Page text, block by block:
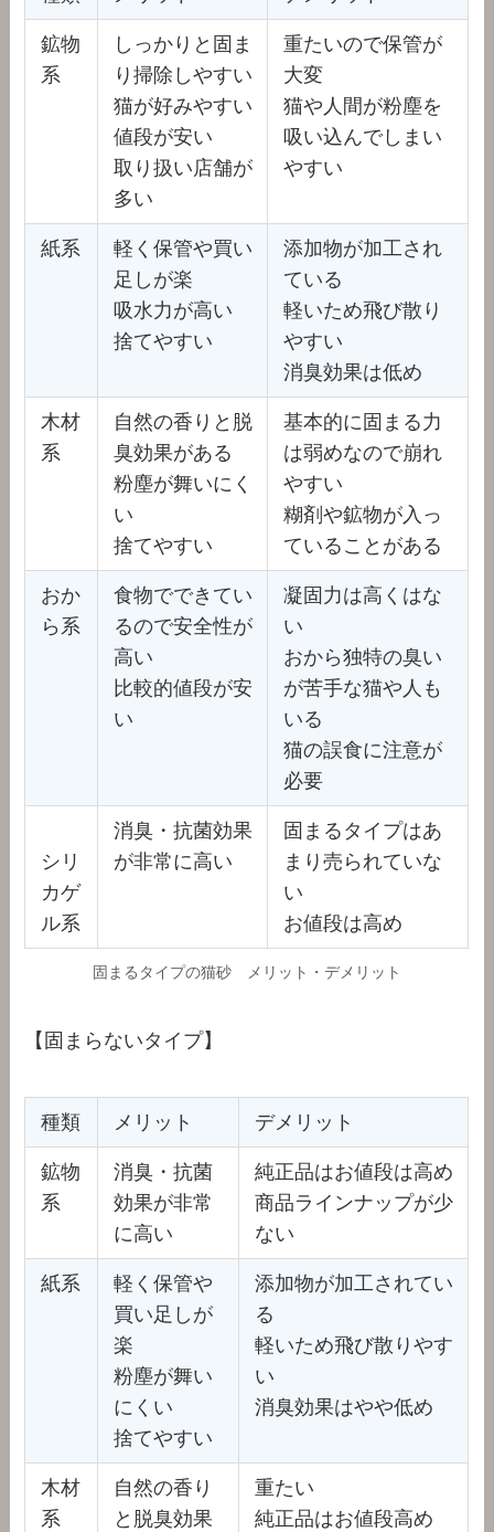
鉱物
系
しっかりと固ま
り掃除しやすい
猫が好みやすい
値段が安い
取り扱い店舗が
多い
重たいので保管が
大変
猫や人間が粉塵を
吸い込んでしまい
やすい
紙系
軽く保管や買い
足しが楽
吸水力が高い
捨てやすい
添加物が加工され
ている
軽いため飛び散り
やすい
消臭効果は低め
木材
系
自然の香りと脱
臭効果がある
粉塵が舞いにく
い
捨てやすい
基本的に固まる力
は弱めなので崩れ
やすい
糊剤や鉱物が入っ
ていることがある
おか
ら系
食物でできてい
るので安全性が
高い
比較的値段が安
い
凝固力は高くはな
い
おから独特の臭い
が苦手な猫や人も
いる
猫の誤食に注意が
必要
シリ
カゲ
ル系
消臭・抗菌効果
が非常に高い
固まるタイプはあ
まり売られていな
い
お値段は高め
固まるタイプの猫砂 メリット・デメリット
【固まらないタイプ】
種類 メリット デメリット
鉱物
系
消臭・抗菌
効果が非常
に高い
純正品はお値段は高め
商品ラインナップが少
ない
紙系
軽く保管や
買い足しが
楽
粉塵が舞い
にくい
捨てやすい
添加物が加工されてい
る
軽いため飛び散りやす
い
消臭効果はやや低め
木材
系
自然の香り
と脱臭効果
重たい
純正品はお値段高め